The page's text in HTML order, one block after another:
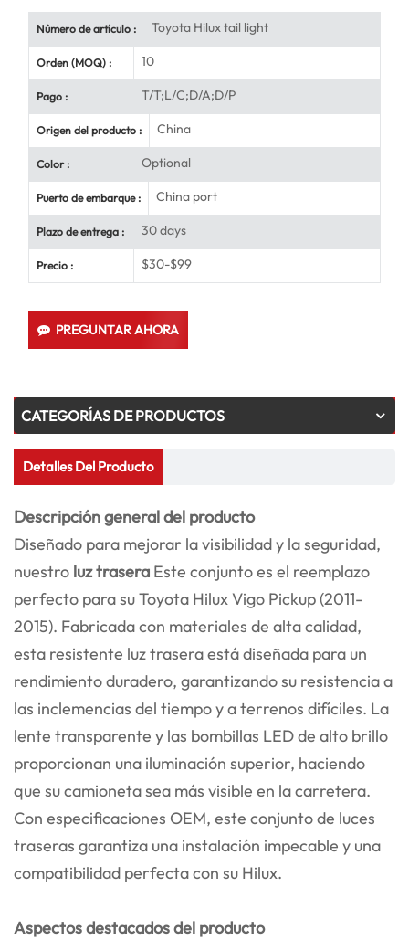
Número de artículo : Toyota Hilux tail light
Orden (MOQ) : 10
Pago : T/T;L/C;D/A;D/P
Origen del producto : China
Color : Optional
Puerto de embarque : China port
Plazo de entrega : 30 days
Precio : $30-$99
PREGUNTAR AHORA
CATEGORÍAS DE PRODUCTOS
Detalles Del Producto
Descripción general del producto
Diseñado para mejorar la visibilidad y la seguridad,
nuestro luz trasera Este conjunto es el reemplazo
perfecto para su Toyota Hilux Vigo Pickup (2011-
2015). Fabricada con materiales de alta calidad,
esta resistente luz trasera está diseñada para un
rendimiento duradero, garantizando su resistencia a
las inclemencias del tiempo y a terrenos difíciles. La
lente transparente y las bombillas LED de alto brillo
proporcionan una iluminación superior, haciendo
que su camioneta sea más visible en la carretera.
Con especificaciones OEM, este conjunto de luces
traseras garantiza una instalación impecable y una
compatibilidad perfecta con su Hilux.
Aspectos destacados del producto